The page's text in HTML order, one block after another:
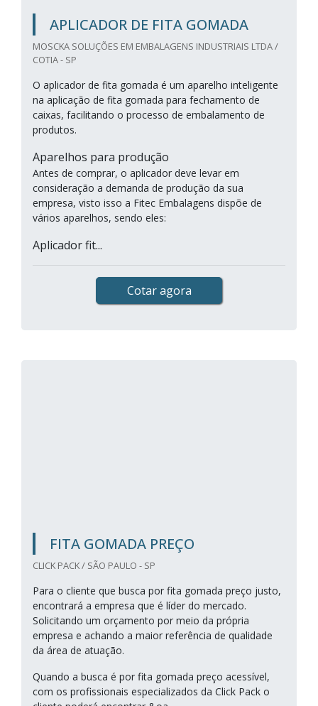
APLICADOR DE FITA GOMADA
MOSCKA SOLUÇÕES EM EMBALAGENS INDUSTRIAIS LTDA /
COTIA - SP
O aplicador de fita gomada é um aparelho inteligente
na aplicação de fita gomada para fechamento de
caixas, facilitando o processo de embalamento de
produtos.
Aparelhos para produção
Antes de comprar, o aplicador deve levar em
consideração a demanda de produção da sua
empresa, visto isso a Fitec Embalagens dispõe de
vários aparelhos, sendo eles:
Aplicador fit...
Cotar agora
FITA GOMADA PREÇO
CLICK PACK / SÃO PAULO - SP
Para o cliente que busca por fita gomada preço justo,
encontrará a empresa que é líder do mercado.
Solicitando um orçamento por meio da própria
empresa e achando a maior referência de qualidade
da área de atuação.
Quando a busca é por fita gomada preço acessível,
com os profissionais especializados da Click Pack o